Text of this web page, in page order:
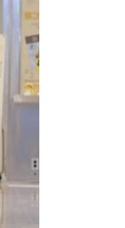
확
대